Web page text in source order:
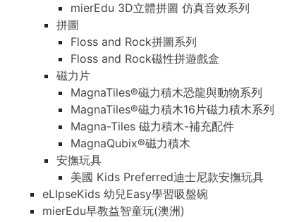
mierEdu 3D立體拼圖 仿真音效系列
拼圖
Floss and Rock拼圖系列
Floss and Rock磁性拼遊戲盒
磁力片
MagnaTiles®磁力積木恐龍與動物系列
MagnaTiles®磁力積木16片磁力積木系列
Magna-Tiles 磁力積木-補充配件
MagnaQubix®磁力積木
安撫玩具
美國 Kids Preferred迪士尼款安撫玩具
eLIpseKids 幼兒Easy學習吸盤碗
mierEdu早教益智童玩(澳洲)